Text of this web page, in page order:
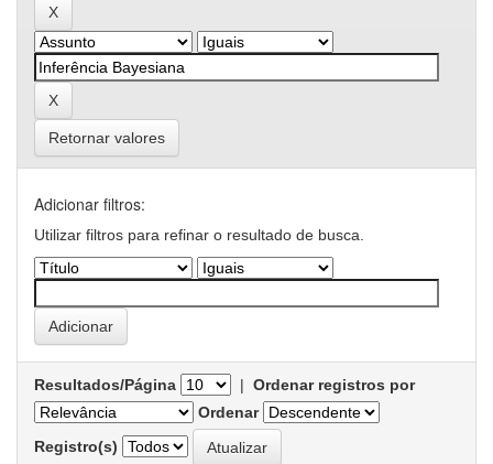
Retornar valores
Adicionar filtros:
Utilizar filtros para refinar o resultado de busca.
Resultados/Página | Ordenar registros por
Ordenar
Registro(s)